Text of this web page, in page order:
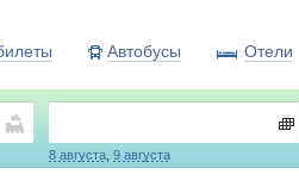
Отели
Автобусы
8 августа ,9 августа